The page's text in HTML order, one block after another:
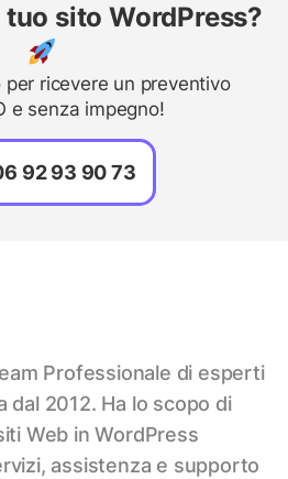
sito WordPress?
ricevere un preventivo
e senza impegno!
92 93 90 73
Professionale di esperti
dal 2012. Ha lo scopo di
Web in WordPress
assistenza e supporto